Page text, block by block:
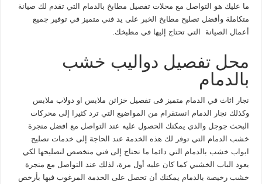
ما عليك هو التواصل مع محلات تفصيل مطابخ بالدمام التي تقدم لك صيانة
متكاملة وأفضل تصليح مطابخ الخبر على يد فني متميز في توفير جميع
أعمال الصيانة التي تحتاج إليها في مطبخك.
محل تفصيل دواليب خشب
بالدمام
نجار اثاث في الدمام متميز فى تفصيل خزائن ملابس او دولاب ملابس
وكذلك نجار الدمام انستقرام من المواضيع التي ترد كثيرا إلى محركات
البحث جوجل والذي يمكنك الحصول عليه عند التواصل مع افضل منجرة
خشب الدمام التي توفر لك هذه الخدمة عند الحاجة إلى خدمات تصليح
ابواب خشب بالدمام التي دائما ما تحتاج إلى فني متخصص لتصليحها لكي
يعود الباب الخشبي كما كان عليه أول مرة، لذلك عند التواصل مع منجرة
خشب رخيصة بالدمام يمكنك أن تحصل على الخدمة المرغوب فيها بأرخص